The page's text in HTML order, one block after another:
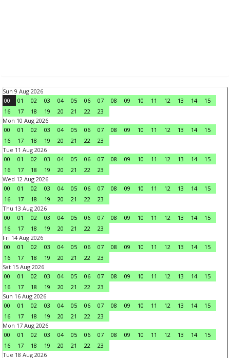
Sun 9 Aug 2026
00
01 02 03 04 05 06 07 08 09 10 11 12 13 14
15
16
17 18 19 20 21 22
23
Mon 10 Aug 2026
00
01 02 03 04 05 06 07 08 09 10 11 12 13 14
15
16
17 18 19 20 21 22
23
Tue 11 Aug 2026
00
01 02 03 04 05 06 07 08 09 10 11 12 13 14
15
16
17 18 19 20 21 22
23
Wed 12 Aug 2026
00
01 02 03 04 05 06 07 08 09 10 11 12 13 14
15
16
17 18 19 20 21 22
23
Thu 13 Aug 2026
00
01 02 03 04 05 06 07 08 09 10 11 12 13 14
15
16
17 18 19 20 21 22
23
Fri 14 Aug 2026
00
01 02 03 04 05 06 07 08 09 10 11 12 13 14
15
16
17 18 19 20 21 22
23
Sat 15 Aug 2026
00
01 02 03 04 05 06 07 08 09 10 11 12 13 14
15
16
17 18 19 20 21 22
23
Sun 16 Aug 2026
00
01 02 03 04 05 06 07 08 09 10 11 12 13 14
15
16
17 18 19 20 21 22
23
Mon 17 Aug 2026
00
01 02 03 04 05 06 07 08 09 10 11 12 13 14
15
16
17 18 19 20 21 22
23
Tue 18 Aug 2026